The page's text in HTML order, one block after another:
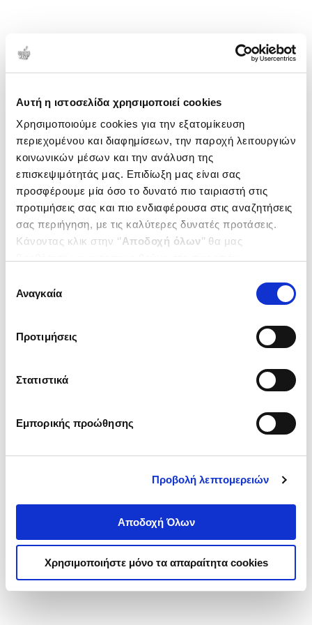
Αυτή η ιστοσελίδα χρησιμοποιεί cookies
Χρησιμοποιούμε cookies για την εξατομίκευση
περιεχομένου και διαφημίσεων, την παροχή λειτουργιών
κοινωνικών μέσων και την ανάλυση της
επισκεψιμότητάς μας. Επιδίωξη μας είναι σας
προσφέρουμε μία όσο το δυνατό πιο ταιριαστή στις
προτιμήσεις σας και πιο ενδιαφέρουσα στις αναζητήσεις
σας περιήγηση, με τις καλύτερες δυνατές προτάσεις.
Κάνοντας κλικ στην ‘’Αποδοχή όλων’’ θα μας
ενδιαφέρουν και να επιλέξετε από τα παρακάτω με την
΄΄και να ενημερωθείτε σχετικά με
συγκατάθεσης
Αναγκαία
Προτιμήσεις
Στατιστικά
Εμπορικής προώθησης
Προβολή λεπτομερειών
Αποδοχή Όλων
Χρησιμοποιήστε μόνο τα απαραίτητα cookies